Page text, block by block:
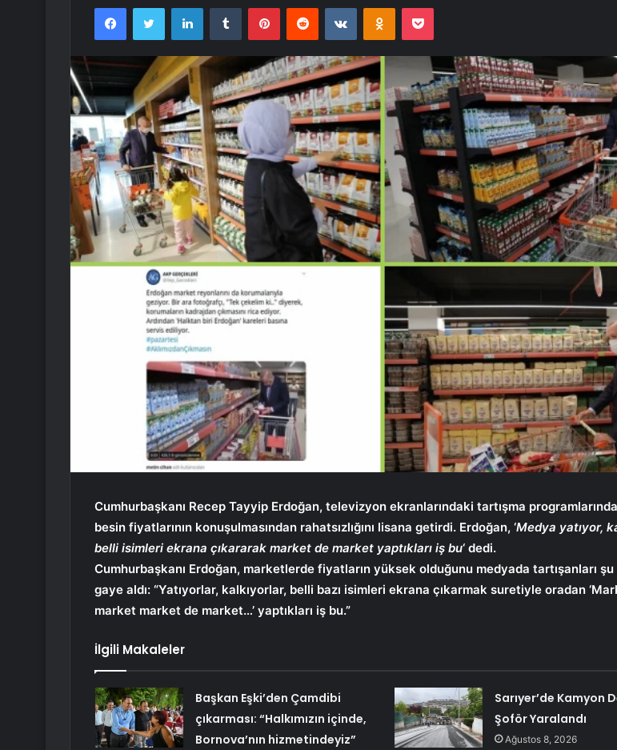
FacebookTwitter LinkedInTumblr PinterestReddit VKontakteOdnoklassniki
Pocket
Cumhurbaşkanı Recep Tayyip Erdoğan, televizyon ekranlarındaki tartışma
besin fiyatlarının konuşulmasından rahatsızlığını lisana getirdi. Erdoğan, ‘Medya yatıyor,
belli isimleri ekrana çıkararak market de market yaptıkları iş bu‘ dedi.
Cumhurbaşkanı Erdoğan, marketlerde fiyatların yüksek olduğunu medyada tartışanları
gaye aldı: “Yatıyorlar, kalkıyorlar, belli bazı isimleri ekrana çıkarmak suretiyle oradan
market market de market…’ yaptıkları iş bu.”
İlgili Makaleler
Başkan Eşki’den Çamdibi
çıkarması: “Halkımızın içinde,
Bornova’nın hizmetindeyiz”
Sarıyer’de Kamyon
Şoför Yaralandı
Ağustos 8, 2026